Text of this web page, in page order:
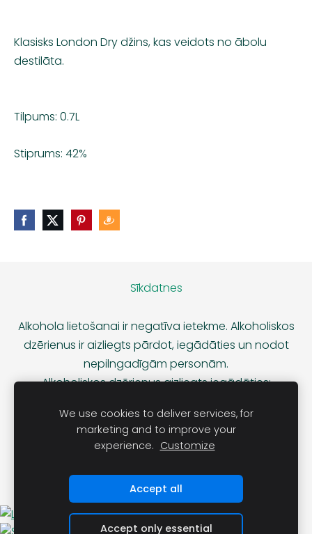
Klasisks London Dry džins, kas veidots no ābolu
destilāta.
Tilpums: 0.7L
Stiprums: 42%
Sīkdatnes
Alkohola lietošanai ir negatīva ietekme. Alkoholiskos
dzērienus ir aizliegts pārdot, iegādāties un nodot
nepilngadīgām personām.
Alkoholiskos dzērienus aizliegts iegādāties:
pēc pulksten 20.00,
svētdienās līdz pulksten 10.00 un pēc pulksten 18.00.
We use cookies to deliver services, for
marketing and to improve your
experience. Customize
Accept all
Accept only essential